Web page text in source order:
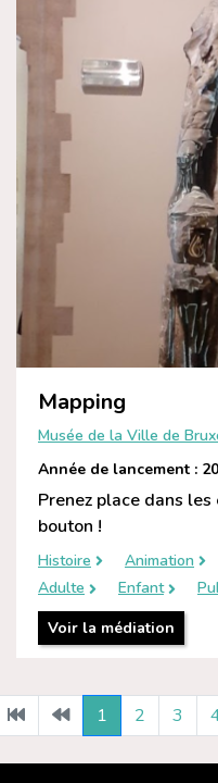
Mapping
Musée de la Ville de
Année de lancement :
Prenez place dans
bouton !
Histoire Animation
Adulte
Enfant
Voir la médiation
1 2 3